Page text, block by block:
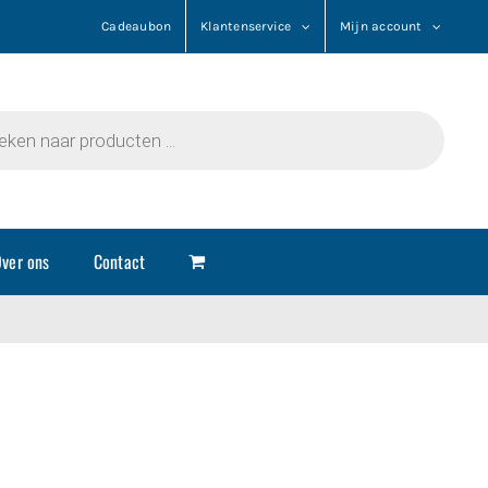
Cadeaubon Klantenservice Mijn account
ons Contact